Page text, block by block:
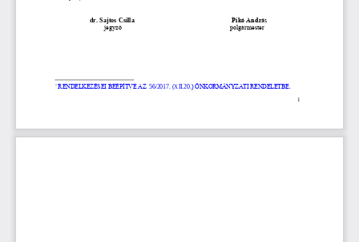
1
dr. Sajtos Csilla
Pikó András
jegyző
polgármester
* RENDELKEZÉSEI BEÉPÍTVE AZ 56/2017. (XII.20.) ÖNKORMÁNYZATI RENDELETBE.